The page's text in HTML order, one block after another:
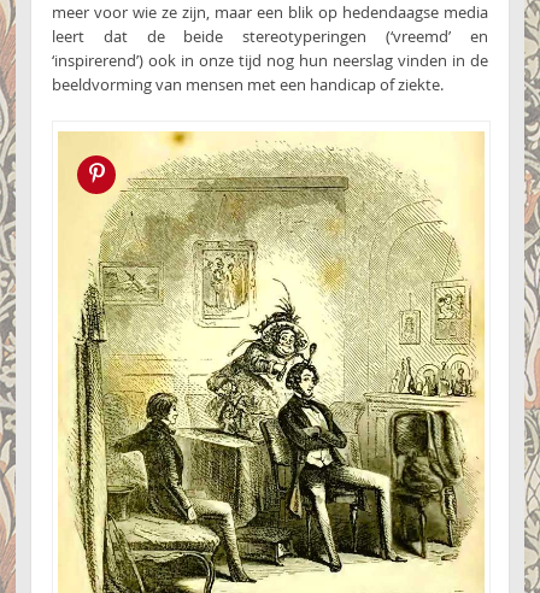
meer voor wie ze zijn, maar een blik op hedendaagse media
leert dat de beide stereotyperingen (‘vreemd’ en
‘inspirerend’) ook in onze tijd nog hun neerslag vinden in de
beeldvorming van mensen met een handicap of ziekte.
Pin this!